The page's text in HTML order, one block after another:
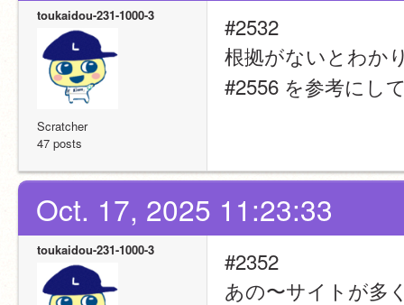
toukaidou-231-1000-3
Scratcher
47 posts
#2532
根拠がないとわか
#2556 を参考にし
Oct. 17, 2025 11:23:33
toukaidou-231-1000-3
#2352
あの〜サイトが多